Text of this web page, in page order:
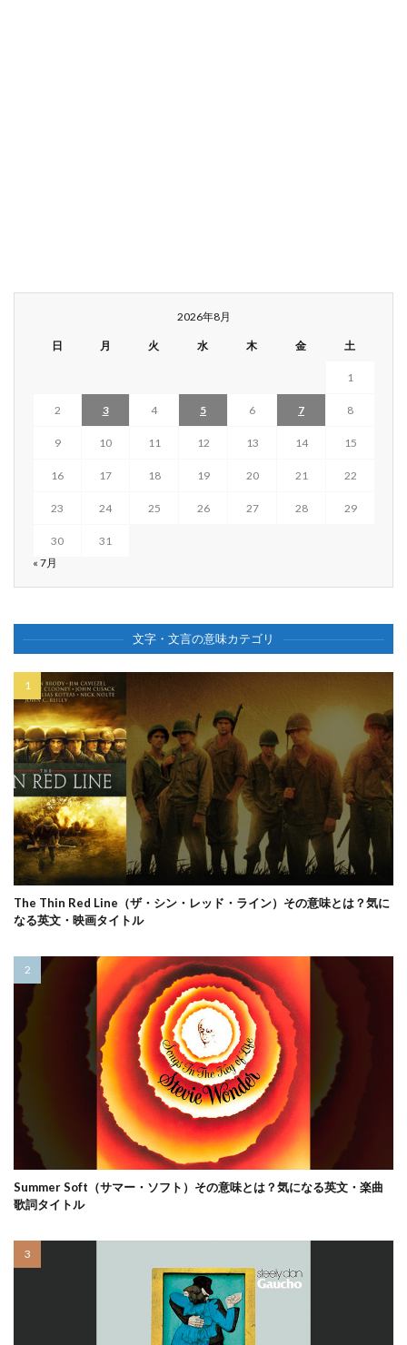
2026年8月
日 月 火 水 木 金 土
1
2 3 4 5 6 7 8
9 10 11 12 13 14 15
16 17 18 19 20 21 22
23 24 25 26 27 28 29
30
31
« 7月
文字・文言の意味カテゴリ
The Thin Red Line（ザ・シン・レッド・ライン）その意味とは？気に
なる英文・映画タイトル
Summer Soft（サマー・ソフト）その意味とは？気になる英文・楽曲
歌詞タイトル